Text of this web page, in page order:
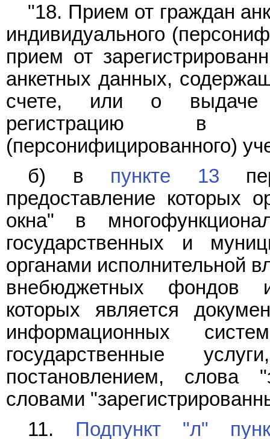
"18. Прием от граждан
индивидуального
прием от
анкетных данных,
счете, или о выдаче
регистрацию в
(персонифицированного)
б) в пункте 13
предоставление которых
окна" в
государственных и
органами исполнительной
внебюджетных фондов и
которых является
информационных
государственные
постановлением, слова
словами
11. Подпункт "л"